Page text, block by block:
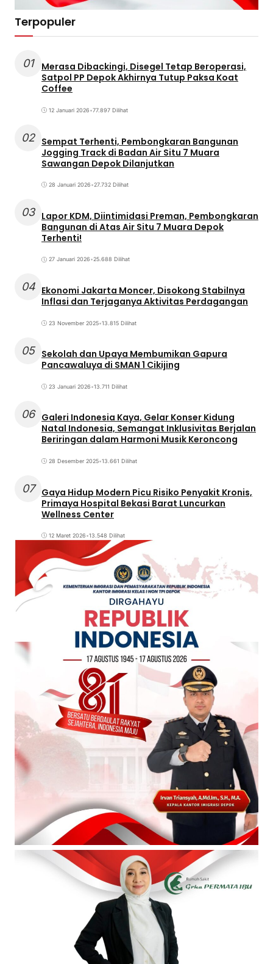
Terpopuler
01
Merasa Dibackingi, Disegel Tetap Beroperasi,
Satpol PP Depok Akhirnya Tutup Paksa Koat
Coffee
12 Januari 2026•77.897 Dilihat
02 Sempat Terhenti, Pembongkaran Bangunan
Jogging Track di Badan Air Situ 7 Muara
Sawangan Depok Dilanjutkan
28 Januari 2026•27.732 Dilihat
03 Lapor KDM, Diintimidasi Preman, Pembongkaran
Bangunan di Atas Air Situ 7 Muara Depok
Terhenti!
27 Januari 2026•25.688 Dilihat
04 Ekonomi Jakarta Moncer, Disokong Stabilnya
Inflasi dan Terjaganya Aktivitas Perdagangan
23 November 2025•13.815 Dilihat
05 Sekolah dan Upaya Membumikan Gapura
Pancawaluya di SMAN 1 Cikijing
23 Januari 2026•13.711 Dilihat
06 Galeri Indonesia Kaya, Gelar Konser Kidung
Natal Indonesia, Semangat Inklusivitas Berjalan
Beriringan dalam Harmoni Musik Keroncong
28 Desember 2025•13.661 Dilihat
07
Gaya Hidup Modern Picu Risiko Penyakit Kronis,
Primaya Hospital Bekasi Barat Luncurkan
Wellness Center
12 Maret 2026•13.548 Dilihat